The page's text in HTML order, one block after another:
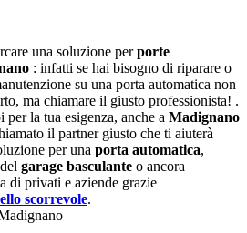
una soluzione perporte
: infatti se hai bisogno di riparare o
su una porta automatica non
ma chiamare il giusto professionista! .
la tua esigenza, anche a Madignano
il partner giusto che ti aiuterà
per una porta automatica,
garage basculante o ancora
di privati e aziende grazie
scorrevole.